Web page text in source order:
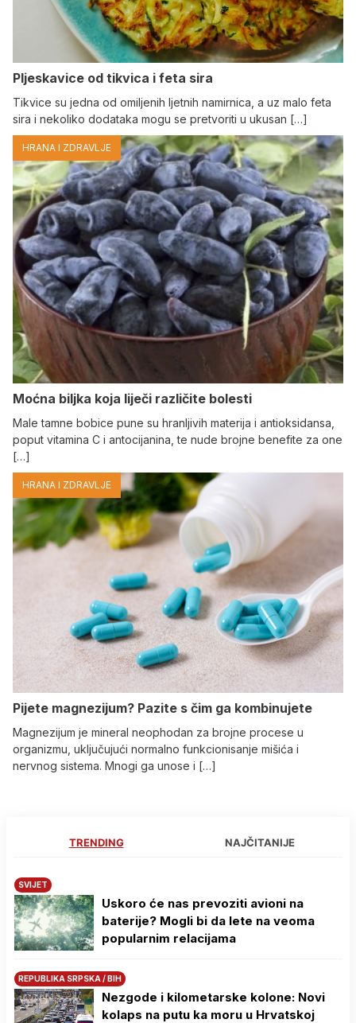
Pljeskavice od tikvica i feta sira
Tikvice su jedna od omiljenih ljetnih namirnica, a uz malo feta
sira i nekoliko dodataka mogu se pretvoriti u ukusan […]
HRANA I ZDRAVLJE
Moćna biljka koja liječi različite bolesti
Male tamne bobice pune su hranljivih materija i antioksidansa,
poput vitamina C i antocijanina, te nude brojne benefite za one
[…]
HRANA I ZDRAVLJE
Pijete magnezijum? Pazite s čim ga kombinujete
Magnezijum je mineral neophodan za brojne procese u
organizmu, uključujući normalno funkcionisanje mišića i
nervnog sistema. Mnogi ga unose i […]
TRENDING NAJČITANIJE
SVIJET
Uskoro će nas prevoziti avioni na
baterije? Mogli bi da lete na veoma
popularnim relacijama
REPUBLIKA SRPSKA / BIH
Nezgode i kilometarske kolone: Novi
kolaps na putu ka moru u Hrvatskoj